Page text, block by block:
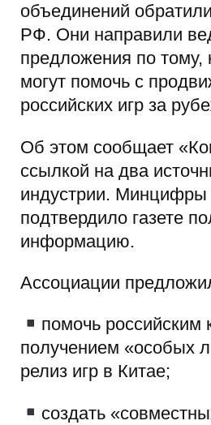
объединений
РФ. Они направили
предложения по тому,
могут помочь с
российских игр за
Об этом сообщает
ссылкой на два
индустрии.
подтвердило газете
информацию.
Ассоциации
помочь российским
получением «особых
релиз игр в Китае;
создать